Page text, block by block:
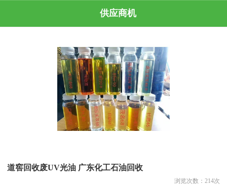
供应商机
道窖回收废UV光油 广东化工石油回收
浏览次数： 214次